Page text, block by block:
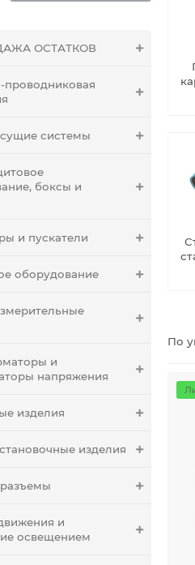
ОСТАТКОВ
проводниковая
системы
боксы и
и пускатели
оборудование
и
напряжения
изделия
изделия
и
освещением
По